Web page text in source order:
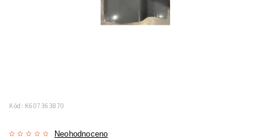
Kód: K607363870
Neohodnoceno